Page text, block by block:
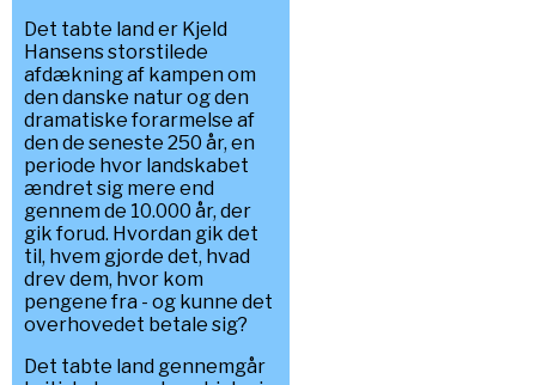
Det tabte land er Kjeld
Hansens storstilede
afdækning af kampen om
den danske natur og den
dramatiske forarmelse af
den de seneste 250 år, en
periode hvor landskabet
ændret sig mere end
gennem de 10.000 år, der
gik forud. Hvordan gik det
til, hvem gjorde det, hvad
drev dem, hvor kom
pengene fra - og kunne det
overhovedet betale sig?
Det tabte land gennemgår